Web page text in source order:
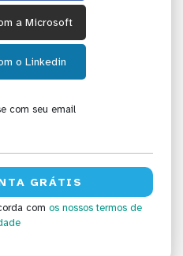
a Microsoft
o Linkedin
com seu email
com os nossos termos de